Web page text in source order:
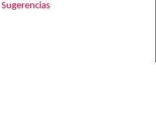
Sugerencias